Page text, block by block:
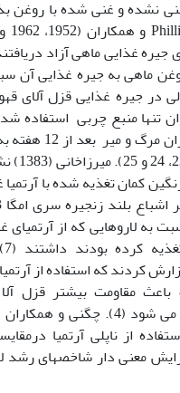
نشده و غنی شده با روغن
جیره غذایی ماهی آزاد
روغن ماهی به جیره غذایی
جیره غذایی قزل آلای
تنها منبع چربی استفاده
افزایش
کمان تغذیه شده با
به لاروهایی که از
(1387) گزارش کردند که استفاده از
مقاومت بیشتر قزل
از ناپلی آرتمیا
معنی دار شاخصهای رشد